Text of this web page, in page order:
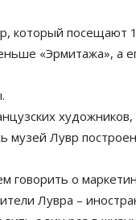
который посещают
«Эрмитажа», а
художников,
музей Лувр
говорить о
Лувра –